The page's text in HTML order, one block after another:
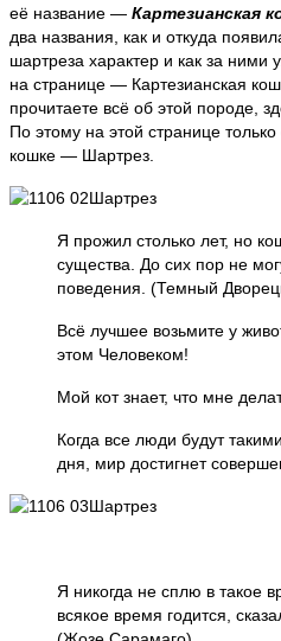
её название — Картезианская
два названия, как и откуда
шартреза характер и как за ними
на странице — Картезианская
прочитаете всё об этой породе,
По этому на этой странице
кошке — Шартрез.
Я прожил столько лет, но
существа. До сих пор не
поведения. (Темный
Всё лучшее возьмите у
этом Человеком!
Мой кот знает, что мне
Когда все люди будут
дня, мир достигнет
Я никогда не сплю в такое
всякое время годится,